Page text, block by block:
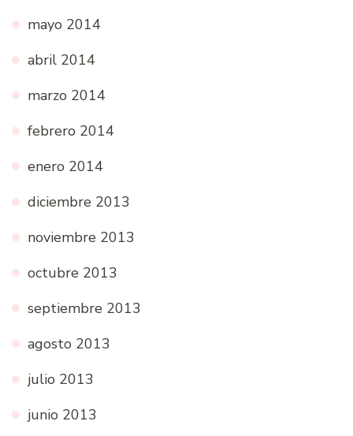
mayo 2014
abril 2014
marzo 2014
febrero 2014
enero 2014
diciembre 2013
noviembre 2013
octubre 2013
septiembre 2013
agosto 2013
julio 2013
junio 2013